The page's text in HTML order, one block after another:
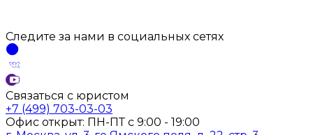
Следите за нами в социальных сетях
Связаться с юристом
+7 (499) 703-03-03
Офис открыт: ПН-ПТ с 9:00 - 19:00